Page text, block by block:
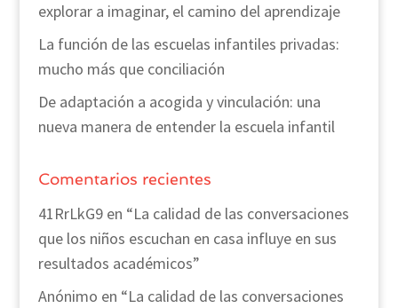
explorar a imaginar, el camino del aprendizaje
La función de las escuelas infantiles privadas:
mucho más que conciliación
De adaptación a acogida y vinculación: una
nueva manera de entender la escuela infantil
Comentarios recientes
41RrLkG9en “La calidad de las conversaciones
que los niños escuchan en casa influye en sus
resultados académicos”
Anónimo en “La calidad de las conversaciones